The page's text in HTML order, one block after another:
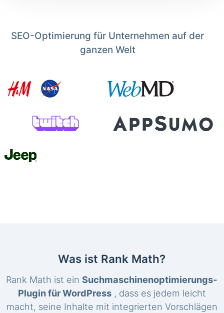
SEO-Optimierung für Unternehmen auf der
ganzen Welt
Was ist Rank Math?
Rank Math ist einSuchmaschinenoptimierungs-
Plugin für WordPress, dass es jedem leicht
macht, seine Inhalte mit integrierten Vorschlägen